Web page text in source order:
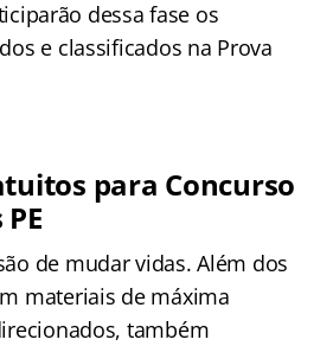
dessa fase os
e classificados na Prova
para Concurso
de mudar vidas. Além dos
materiais de máxima
também